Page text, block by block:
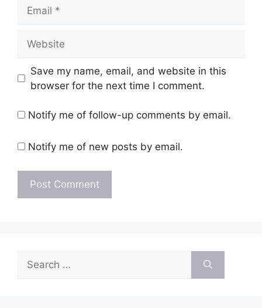
Save my name, email, and website in this
browser for the next time I comment.
Notify me of follow-up comments by email.
Notify me of new posts by email.
Search
for: